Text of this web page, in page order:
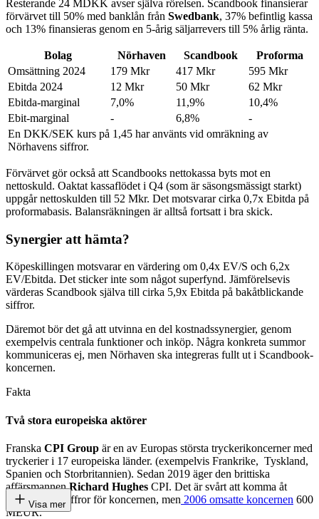
Resterande 24 MDKK avser själva rörelsen. Scandbook finansierar
förvärvet till 50% med banklån från Swedbank, 37% befintlig kassa
och 13% finansieras genom en 5-årig säljarrevers till 5% årlig ränta.
Bolag Nörhaven Scandbook
Proforma
Omsättning 2024
179 Mkr 417 Mkr
595 Mkr
Ebitda 2024
12 Mkr 50 Mkr
62 Mkr
Ebitda-marginal
7,0% 11,9%
10,4%
Ebit-marginal
- 6,8%
-
En DKK/SEK kurs på 1,45 har använts vid omräkning av
Nörhavens siffror.
Förvärvet gör också att Scandbooks nettokassa byts mot en
nettoskuld. Oaktat kassaflödet i Q4 (som är säsongsmässigt starkt)
uppgår nettoskulden till 52 Mkr. Det motsvarar cirka 0,7x Ebitda på
proformabasis. Balansräkningen är alltså fortsatt i bra skick.
Synergier att hämta?
Köpeskillingen motsvarar en värdering om 0,4x EV/S och 6,2x
EV/Ebitda. Det sticker inte som något superfynd. Jämförelsevis
värderas Scandbook själva till cirka 5,9x Ebitda på bakåtblickande
siffror.
Däremot bör det gå att utvinna en del kostnadssynergier, genom
exempelvis centrala funktioner och inköp. Några konkreta summor
kommuniceras ej, men Nörhaven ska integreras fullt ut i Scandbook-
koncernen.
Fakta
Två stora europeiska aktörer
Franska CPI Group är en av Europas största tryckerikoncerner med
tryckerier i 17 europeiska länder. (exempelvis Frankrike, Tyskland,
Spanien och Storbritannien). Sedan 2019 äger den brittiska
affärsmannenRichard Hughes CPI. Det är svårt att komma åt
uppdaterade siffror för koncernen, men 2006 omsatte koncernen 600
MEUR.
Visa mer